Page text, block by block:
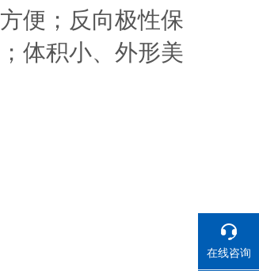
便；反向极性保
体积小、外形美
在线咨询